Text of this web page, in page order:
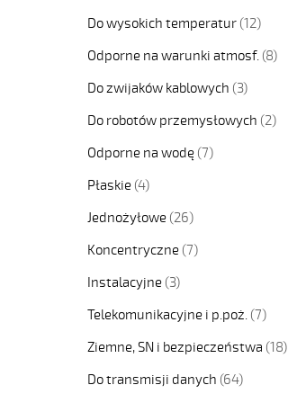
Do wysokich temperatur (12)
Odporne na warunki atmosf. (8)
Do zwijaków kablowych (3)
Do robotów przemysłowych (2)
Odporne na wodę (7)
Płaskie (4)
Jednożyłowe (26)
Koncentryczne (7)
Instalacyjne (3)
Telekomunikacyjne i p.poż. (7)
Ziemne, SN i bezpieczeństwa (18)
Do transmisji danych (64)